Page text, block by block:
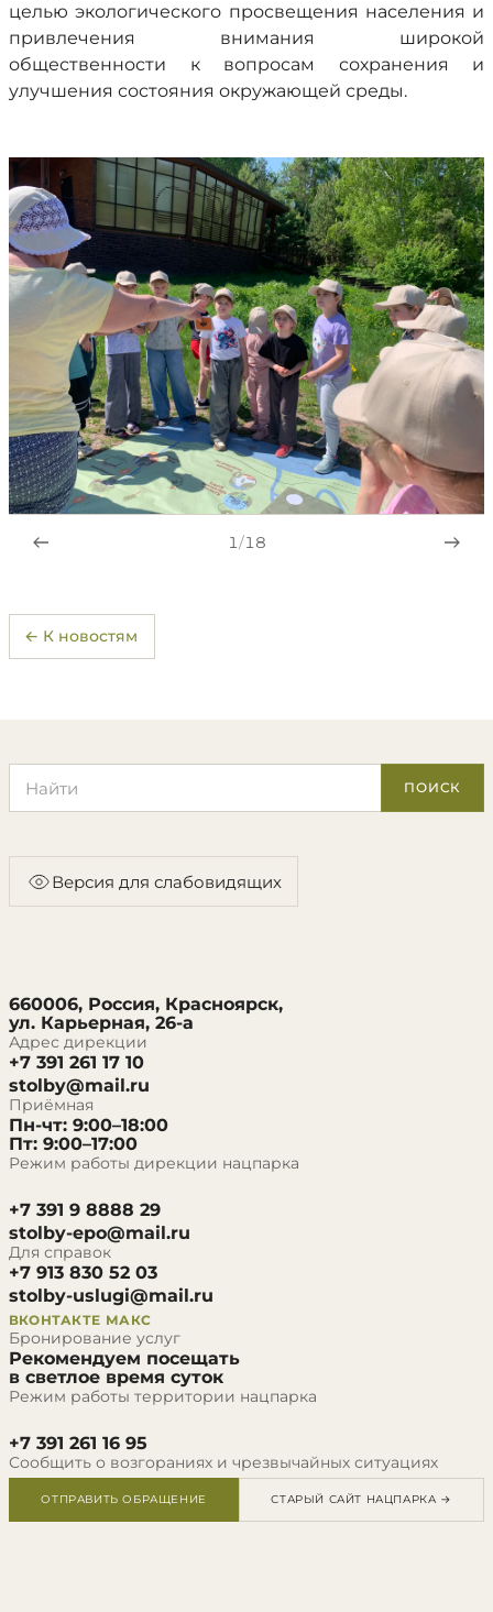
целью экологического просвещения населения и
привлечения внимания широкой
общественности к вопросам сохранения и
улучшения состояния окружающей среды.
1/18
← К новостям
ПОИСК
Версия для слабовидящих
660006, Россия, Красноярск,
ул. Карьерная, 26-а
Адрес дирекции
+7 391 261 17 10
stolby@mail.ru
Приёмная
Пн-чт: 9:00–18:00
Пт: 9:00–17:00
Режим работы дирекции нацпарка
+7 391 9 8888 29
stolby-epo@mail.ru
Для справок
+7 913 830 52 03
stolby-uslugi@mail.ru
ВКОНТАКТЕ МАКС
Бронирование услуг
Рекомендуем посещать
в светлое время суток
Режим работы территории нацпарка
+7 391 261 16 95
Сообщить о возгораниях и чрезвычайных ситуациях
ОТПРАВИТЬ ОБРАЩЕНИЕ СТАРЫЙ САЙТ НАЦПАРКА →